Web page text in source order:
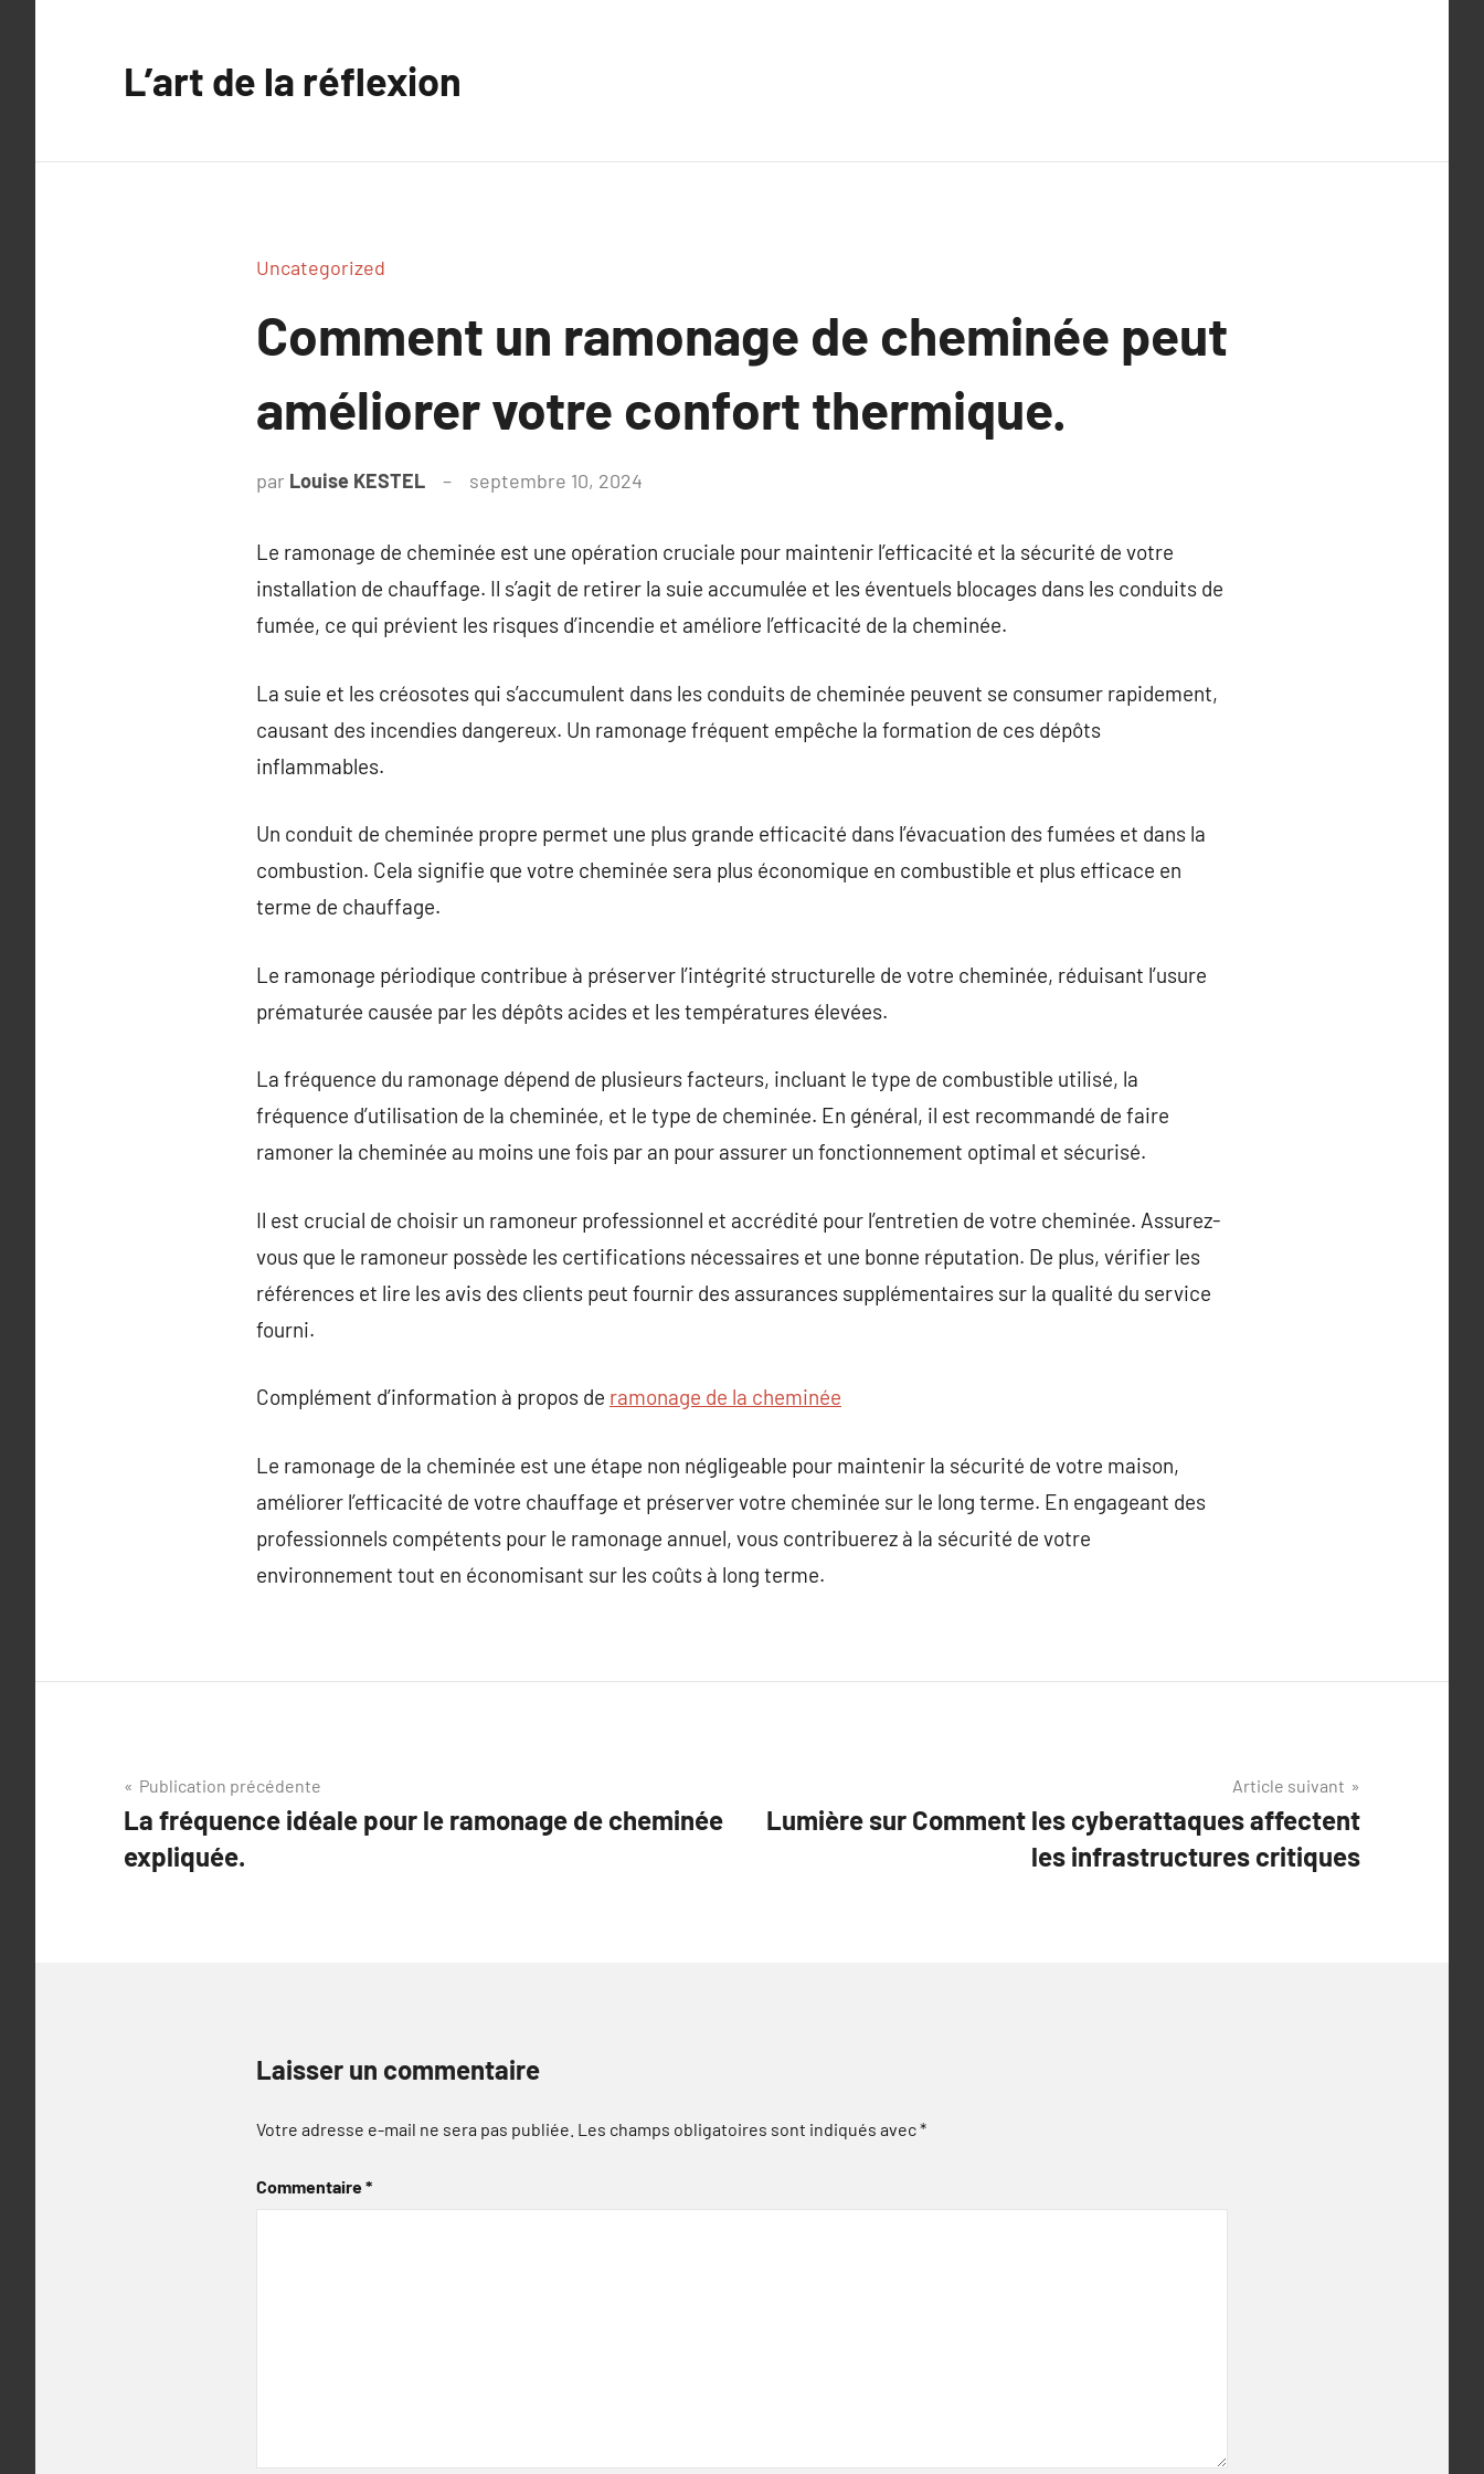
L’art de la réflexion
Uncategorized
Comment un ramonage de cheminée peut
améliorer votre confort thermique.
par Louise KESTEL septembre 10, 2024
Le ramonage de cheminée est une opération cruciale pour maintenir l’efficacité et la sécurité de votre
installation de chauffage. Il s’agit de retirer la suie accumulée et les éventuels blocages dans les conduits de
fumée, ce qui prévient les risques d’incendie et améliore l’efficacité de la cheminée.
La suie et les créosotes qui s’accumulent dans les conduits de cheminée peuvent se consumer rapidement,
causant des incendies dangereux. Un ramonage fréquent empêche la formation de ces dépôts
inflammables.
Un conduit de cheminée propre permet une plus grande efficacité dans l’évacuation des fumées et dans la
combustion. Cela signifie que votre cheminée sera plus économique en combustible et plus efficace en
terme de chauffage.
Le ramonage périodique contribue à préserver l’intégrité structurelle de votre cheminée, réduisant l’usure
prématurée causée par les dépôts acides et les températures élevées.
La fréquence du ramonage dépend de plusieurs facteurs, incluant le type de combustible utilisé, la
fréquence d’utilisation de la cheminée, et le type de cheminée. En général, il est recommandé de faire
ramoner la cheminée au moins une fois par an pour assurer un fonctionnement optimal et sécurisé.
Il est crucial de choisir un ramoneur professionnel et accrédité pour l’entretien de votre cheminée. Assurez-
vous que le ramoneur possède les certifications nécessaires et une bonne réputation. De plus, vérifier les
références et lire les avis des clients peut fournir des assurances supplémentaires sur la qualité du service
fourni.
Complément d’information à propos de ramonage de la cheminée
Le ramonage de la cheminée est une étape non négligeable pour maintenir la sécurité de votre maison,
améliorer l’efficacité de votre chauffage et préserver votre cheminée sur le long terme. En engageant des
professionnels compétents pour le ramonage annuel, vous contribuerez à la sécurité de votre
environnement tout en économisant sur les coûts à long terme.
Navigation
de
l’article
Publication précédente
La fréquence idéale pour le ramonage de cheminée
expliquée.
Article suivant
Lumière sur Comment les cyberattaques affectent
les infrastructures critiques
Laisser un commentaire
Votre adresse e-mail ne sera pas publiée. Les champs obligatoires sont indiqués avec*
Commentaire*